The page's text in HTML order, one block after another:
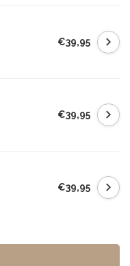
€39,95
€39,95
€39,95